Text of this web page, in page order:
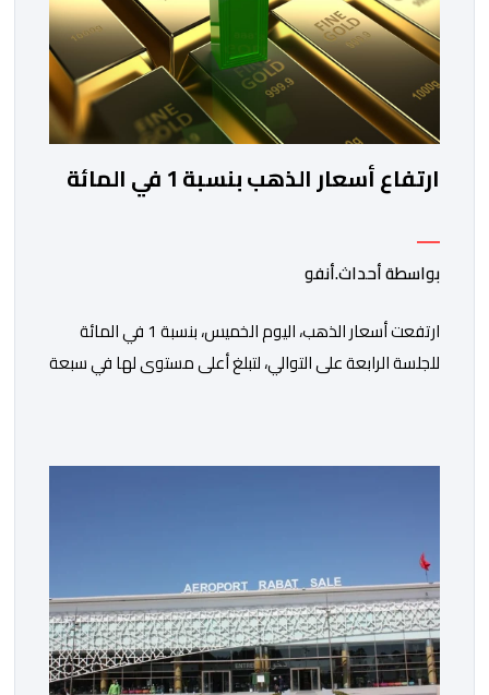
ارتفاع أسعار الذهب بنسبة 1 في المائة
بواسطة أحداث.أنفو
ارتفعت أسعار الذهب، اليوم الخميس، بنسبة 1 في المائة
للجلسة الرابعة على التوالي، لتبلغ أعلى مستوى لها في سبعة
بنسبة 1 في المائة إلى 4285,69 دولارا للأوقية، مسجلا أعلى